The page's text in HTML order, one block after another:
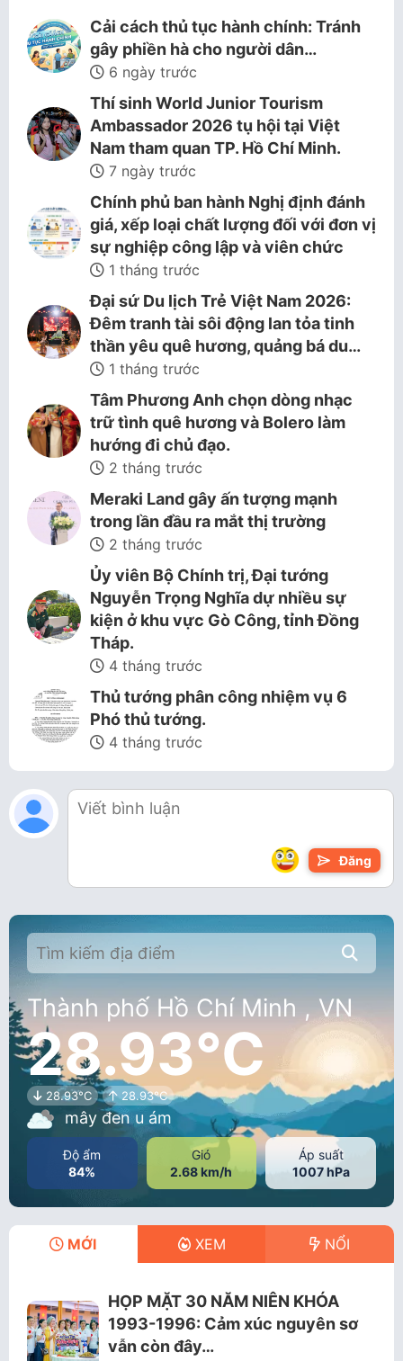
Cải cách thủ tục hành chính: Tránh
gây phiền hà cho người dân…
6 ngày trước
Thí sinh World Junior Tourism
Ambassador 2026 tụ hội tại Việt
Nam tham quan TP. Hồ Chí Minh.
7 ngày trước
Chính phủ ban hành Nghị định đánh
giá, xếp loại chất lượng đối với đơn vị
sự nghiệp công lập và viên chức
1 tháng trước
Đại sứ Du lịch Trẻ Việt Nam 2026:
Đêm tranh tài sôi động lan tỏa tinh
thần yêu quê hương, quảng bá du…
1 tháng trước
Tâm Phương Anh chọn dòng nhạc
trữ tình quê hương và Bolero làm
hướng đi chủ đạo.
2 tháng trước
Meraki Land gây ấn tượng mạnh
trong lần đầu ra mắt thị trường
2 tháng trước
Ủy viên Bộ Chính trị, Đại tướng
Nguyễn Trọng Nghĩa dự nhiều sự
kiện ở khu vực Gò Công, tỉnh Đồng
Tháp.
4 tháng trước
Thủ tướng phân công nhiệm vụ 6
Phó thủ tướng.
4 tháng trước
Đăng
Thành phố Hồ Chí Minh , VN
28.93°C
28.93°C 28.93°C
mây đen u ám
Độ ẩm
84%
Gió
2.68 km/h
Áp suất
1007 hPa
MỚI XEM NỔI
HỌP MẶT 30 NĂM NIÊN KHÓA
1993-1996: Cảm xúc nguyên sơ
vẫn còn đây…